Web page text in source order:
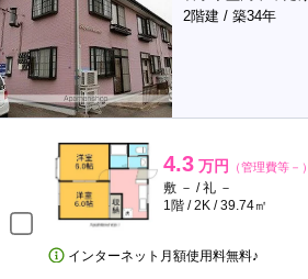
2階建 / 築34年
4.3 万円 （管理費等－）
敷 － / 礼 －
1階 / 2K / 39.74㎡
インターネット月額使用料無料♪